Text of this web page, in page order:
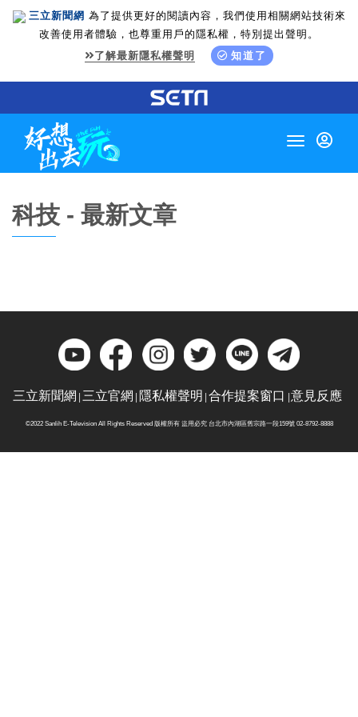
三立新聞網 為了提供更好的閱讀內容，我們使用相關網站技術來
改善使用者體驗，也尊重用戶的隱私權，特別提出聲明。
了解最新隱私權聲明
知道了
Toggle
科技 - 最新文章
三立新聞網 三立官網 隱私權聲明 合作提案窗口 意見反應
©2022 Sanlih E-Television All Rights Reserved 版權所有 盜用必究 台北市內湖區舊宗路一段159號 02-8792-8888